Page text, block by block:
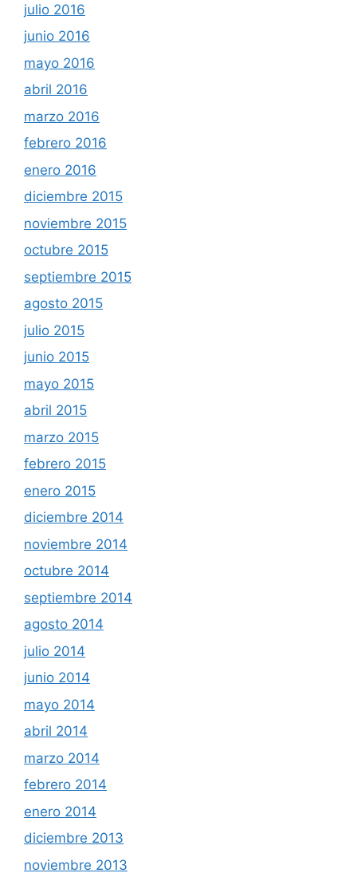
julio 2016
junio 2016
mayo 2016
abril 2016
marzo 2016
febrero 2016
enero 2016
diciembre 2015
noviembre 2015
octubre 2015
septiembre 2015
agosto 2015
julio 2015
junio 2015
mayo 2015
abril 2015
marzo 2015
febrero 2015
enero 2015
diciembre 2014
noviembre 2014
octubre 2014
septiembre 2014
agosto 2014
julio 2014
junio 2014
mayo 2014
abril 2014
marzo 2014
febrero 2014
enero 2014
diciembre 2013
noviembre 2013